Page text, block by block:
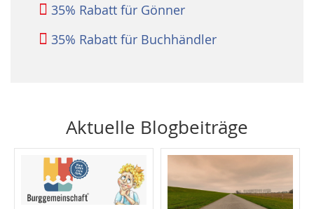
35% Rabatt für Gönner
35% Rabatt für Buchhändler
Aktuelle Blogbeiträge